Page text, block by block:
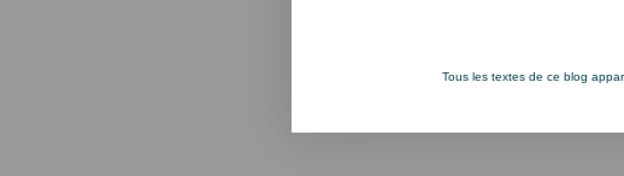
Tous les textes de ce blog